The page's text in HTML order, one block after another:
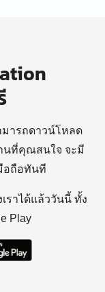
มารถดาวน์โหลด
นที่คุณสนใจ จะมี
อถือทันที
ราได้แล้ววันนี้ ทั้ง
Play